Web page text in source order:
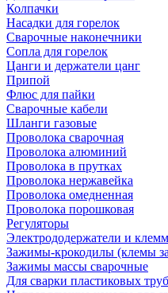
Колпачки
Насадки для горелок
Сварочные наконечники
Сопла для горелок
Цанги и держатели цанг
Припой
Флюс для пайки
Сварочные кабели
Шланги газовые
Проволока сварочная
Проволока алюминий
Проволока в прутках
Проволока нержавейка
Проволока омедненная
Проволока порошковая
Регуляторы
Электрододержатели и
Зажимы-крокодилы (клемы
Зажимы массы сварочные
Для сварки пластиковых труб